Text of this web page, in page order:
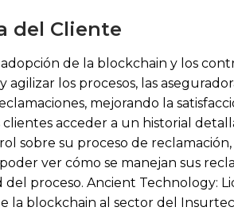
del Cliente
de la blockchain y los
los procesos, las
mejorando la
acceder a un historial
sobre su proceso de
ver cómo se manejan sus
proceso. Ancient Technology:
la blockchain al sector del